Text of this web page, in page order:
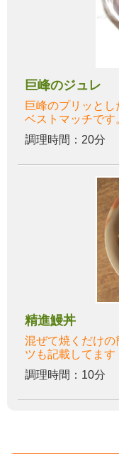
巨峰のジュレ
巨峰のプリッと
ベストマッチです
調理時間：20分
精進鰻丼
混ぜて焼くだけの
ツも記載してます
調理時間：10分